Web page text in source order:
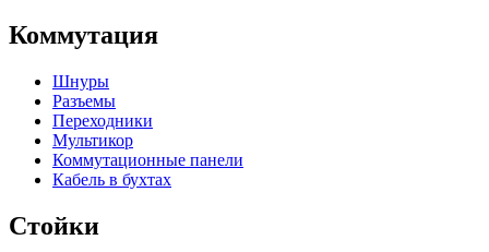
Коммутация
Шнуры
Разъемы
Переходники
Мультикор
Коммутационные панели
Кабель в бухтах
Стойки